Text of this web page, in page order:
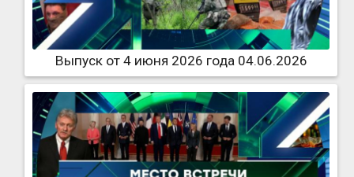
Выпуск от 4 июня 2026 года 04.06.2026